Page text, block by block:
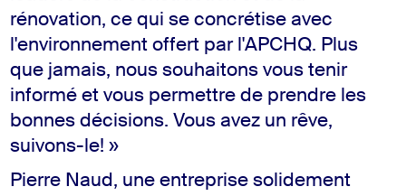
rénovation, ce qui se concrétise avec
l'environnement offert par l'APCHQ. Plus
que jamais, nous souhaitons vous tenir
informé et vous permettre de prendre les
bonnes décisions. Vous avez un rêve,
suivons-le! »
Pierre Naud, une entreprise solidement